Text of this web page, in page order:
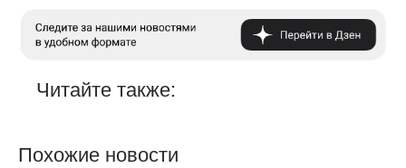
Читайте также:
Похожие новости